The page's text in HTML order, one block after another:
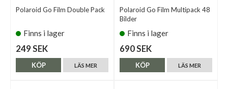
Polaroid Go Film Double Pack
Finns i lager
249 SEK
LÄS MER
KÖP
Polaroid Go Film Multipack 48
Bilder
Finns i lager
690 SEK
LÄS MER
KÖP